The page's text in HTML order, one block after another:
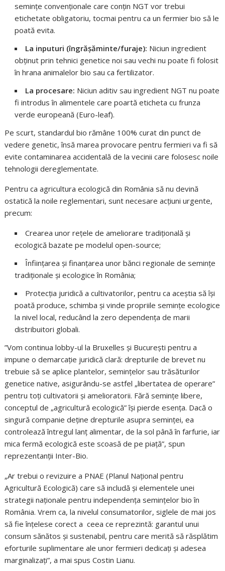
semințe convenționale care conțin NGT vor trebui
etichetate obligatoriu, tocmai pentru ca un fermier bio să le
poată evita.
La inputuri (îngrășăminte/furaje): Niciun ingredient
obținut prin tehnici genetice noi sau vechi nu poate fi folosit
în hrana animalelor bio sau ca fertilizator.
La procesare: Niciun aditiv sau ingredient NGT nu poate
fi introdus în alimentele care poartă eticheta cu frunza
verde europeană (Euro-leaf).
Pe scurt, standardul bio rămâne 100% curat din punct de
vedere genetic, însă marea provocare pentru fermieri va fi să
evite contaminarea accidentală de la vecinii care folosesc noile
tehnologii dereglementate.
Pentru ca agricultura ecologică din România să nu devină
ostatică la noile reglementari, sunt necesare acțiuni urgente,
precum:
Crearea unor rețele de ameliorare tradițională și
ecologică bazate pe modelul open-source;
Înființarea și finanțarea unor bănci regionale de semințe
tradiționale și ecologice în România;
Protecția juridică a cultivatorilor, pentru ca aceștia să își
poată produce, schimba și vinde propriile semințe ecologice
la nivel local, reducând la zero dependența de marii
distribuitori globali.
”Vom continua lobby-ul la Bruxelles și București pentru a
impune o demarcație juridică clară: drepturile de brevet nu
trebuie să se aplice plantelor, semințelor sau trăsăturilor
genetice native, asigurându-se astfel „libertatea de operare”
pentru toți cultivatorii și amelioratorii. Fără semințe libere,
conceptul de „agricultură ecologică” își pierde esența. Dacă o
singură companie deține drepturile asupra seminței, ea
controlează întregul lanț alimentar, de la sol până în farfurie, iar
mica fermă ecologică este scoasă de pe piață”, spun
reprezentanții Inter-Bio.
„Ar trebui o revizuire a PNAE (Planul Național pentru
Agricultură Ecologică) care să includă și elementele unei
strategii naționale pentru independența semințelor bio în
România. Vrem ca, la nivelul consumatorilor, siglele de mai jos
să fie înțelese corect a ceea ce reprezintă: garantul unui
consum sănătos și sustenabil, pentru care merită să răsplătim
eforturile suplimentare ale unor fermieri dedicați și adesea
marginalizați”, a mai spus Costin Lianu.